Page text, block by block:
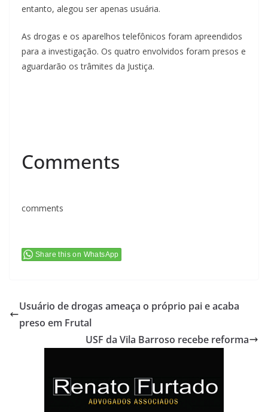
entanto, alegou ser apenas usuária.
As drogas e os aparelhos telefônicos foram apreendidos
para a investigação. Os quatro envolvidos foram presos e
aguardarão os trâmites da Justiça.
Comments
comments
Share this on WhatsApp
Usuário de drogas ameaça o próprio pai e acaba
preso em Frutal
USF da Vila Barroso recebe reforma